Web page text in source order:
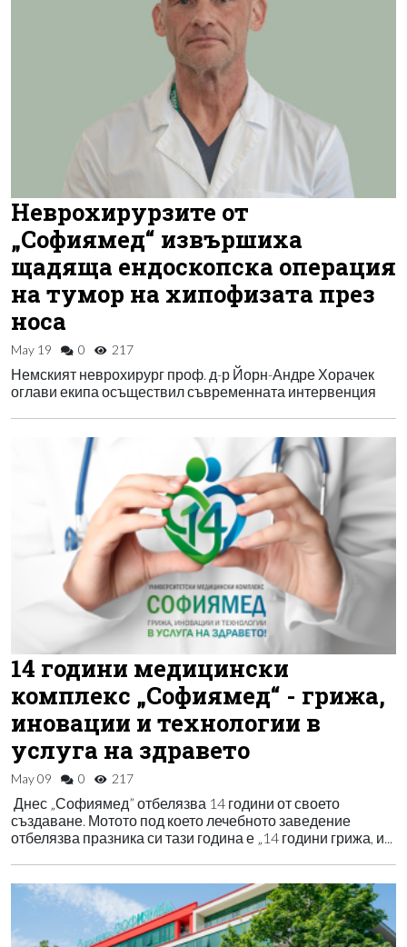
Неврохирурзите от
„Софиямед“ извършиха
щадяща ендоскопска операция
на тумор на хипофизата през
носа
May 19 0 217
Немският неврохирург проф. д-р Йорн-Андре Хорачек
оглави екипа осъществил съвременната интервенция
14 години медицински
комплекс „Софиямед“ - грижа,
иновации и технологии в
услуга на здравето
May 09 0 217
Днес „Софиямед” отбелязва 14 години от своето
създаване. Мотото под което лечебното заведение
отбелязва празника си тази година е „14 години грижа, и...